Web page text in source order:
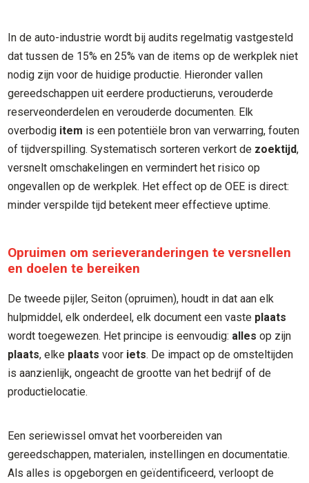
In de auto-industrie wordt bij audits regelmatig vastgesteld
dat tussen de 15% en 25% van de items op de werkplek niet
nodig zijn voor de huidige productie. Hieronder vallen
gereedschappen uit eerdere productieruns, verouderde
reserveonderdelen en verouderde documenten. Elk
overbodig item is een potentiële bron van verwarring, fouten
of tijdverspilling. Systematisch sorteren verkort de zoektijd,
versnelt omschakelingen en vermindert het risico op
ongevallen op de werkplek. Het effect op de OEE is direct:
minder verspilde tijd betekent meer effectieve uptime.
Opruimen om serieveranderingen te versnellen
en doelen te bereiken
De tweede pijler, Seiton (opruimen), houdt in dat aan elk
hulpmiddel, elk onderdeel, elk document een vaste plaats
wordt toegewezen. Het principe is eenvoudig: alles op zijn
plaats, elke plaats voor iets. De impact op de omsteltijden
is aanzienlijk, ongeacht de grootte van het bedrijf of de
productielocatie.
Een seriewissel omvat het voorbereiden van
gereedschappen, materialen, instellingen en documentatie.
Als alles is opgeborgen en geïdentificeerd, verloopt de